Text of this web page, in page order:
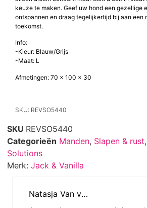
keuze te maken. Geef uw hond een gezellige
ontspannen en draag tegelijkertijd bij aan een
toekomst.
Info:
-Kleur: Blauw/Grijs
-Maat: L
Afmetingen: 70 x 100 x 30
SKU: REVSO5440
SKU REVSO5440
Categorieën Manden, Slapen & rust,
Solutions
Merk: Jack & Vanilla